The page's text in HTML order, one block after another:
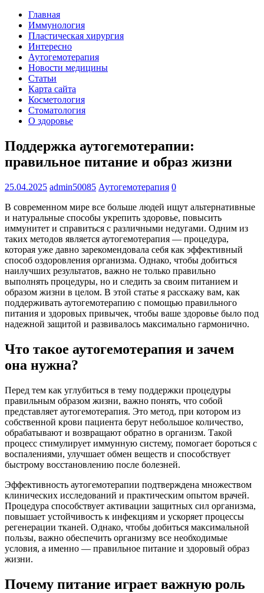
Главная
Иммунология
Пластическая хирургия
Интересно
Аутогемотерапия
Новости медицины
Статьи
Карта сайта
Косметология
Стоматология
О здоровье
Поддержка аутогемотерапии:
правильное питание и образ жизни
25.04.2025 admin50085 Аутогемотерапия 0
В современном мире все больше людей ищут альтернативные
и натуральные способы укрепить здоровье, повысить
иммунитет и справиться с различными недугами. Одним из
таких методов является аутогемотерапия — процедура,
которая уже давно зарекомендовала себя как эффективный
способ оздоровления организма. Однако, чтобы добиться
наилучших результатов, важно не только правильно
выполнять процедуры, но и следить за своим питанием и
образом жизни в целом. В этой статье я расскажу вам, как
поддерживать аутогемотерапию с помощью правильного
питания и здоровых привычек, чтобы ваше здоровье было под
надежной защитой и развивалось максимально гармонично.
Что такое аутогемотерапия и зачем
она нужна?
Перед тем как углубиться в тему поддержки процедуры
правильным образом жизни, важно понять, что собой
представляет аутогемотерапия. Это метод, при котором из
собственной крови пациента берут небольшое количество,
обрабатывают и возвращают обратно в организм. Такой
процесс стимулирует иммунную систему, помогает бороться с
воспалениями, улучшает обмен веществ и способствует
быстрому восстановлению после болезней.
Эффективность аутогемотерапии подтверждена множеством
клинических исследований и практическим опытом врачей.
Процедура способствует активации защитных сил организма,
повышает устойчивость к инфекциям и ускоряет процессы
регенерации тканей. Однако, чтобы добиться максимальной
пользы, важно обеспечить организму все необходимые
условия, а именно — правильное питание и здоровый образ
жизни.
Почему питание играет важную роль